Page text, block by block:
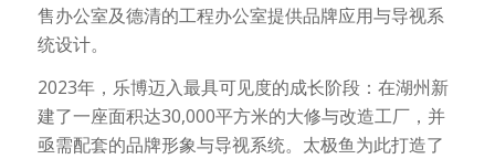
售办公室及德清的工程办公室提供品牌应用与导视系
统设计。
2023年，乐博迈入最具可见度的成长阶段：在湖州新
建了一座面积达30,000平方米的大修与改造工厂，并
亟需配套的品牌形象与导视系统。太极鱼为此打造了